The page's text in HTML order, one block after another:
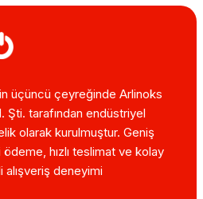
üçüncü çeyreğinde Arlinoks
tarafından endüstriyel
olarak kurulmuştur. Geniş
hızlı teslimat ve kolay
alışveriş deneyimi